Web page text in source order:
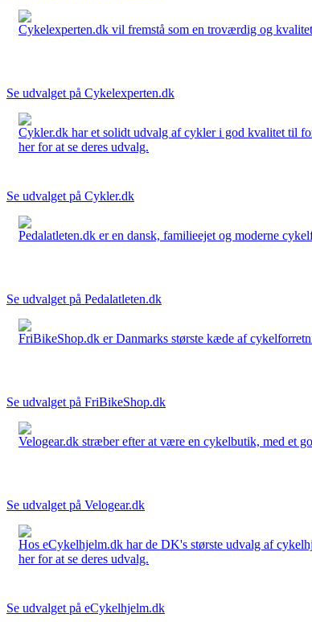
Cykelexperten.dk vil fremstå som en troværdig og
Se udvalget på Cykelexperten.dk
Cykler.dk har et solidt udvalg af cykler i god kvalitet til
her for at se deres udvalg.
Se udvalget på Cykler.dk
Pedalatleten.dk er en dansk, familieejet og moderne
Se udvalget på Pedalatleten.dk
FriBikeShop.dk er Danmarks største kæde af
Se udvalget på FriBikeShop.dk
Velogear.dk stræber efter at være en cykelbutik, med et
Se udvalget på Velogear.dk
Hos eCykelhjelm.dk har de DK's største udvalg af
her for at se deres udvalg.
Se udvalget på eCykelhjelm.dk